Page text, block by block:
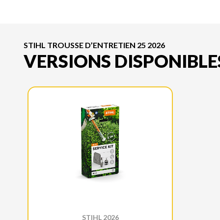
STIHL TROUSSE D’ENTRETIEN 25 2026
VERSIONS
STIHL 2026